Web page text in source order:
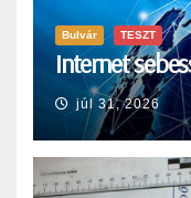
Bulvár TESZT
Internet
júl 31, 2026